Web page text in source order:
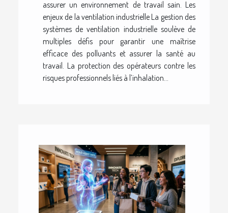
assurer un environnement de travail sain. Les
enjeux de la ventilation industrielle La gestion des
systèmes de ventilation industrielle soulève de
multiples défis pour garantir une maîtrise
efficace des polluants et assurer la santé au
travail. La protection des opérateurs contre les
risques professionnels liés à l’inhalation...